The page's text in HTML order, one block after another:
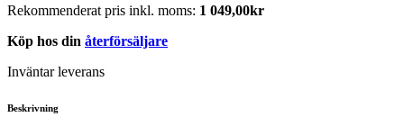
Rekommenderat pris inkl. moms: 1 049,00kr
Köp hos din återförsäljare
Inväntar leverans
Beskrivning